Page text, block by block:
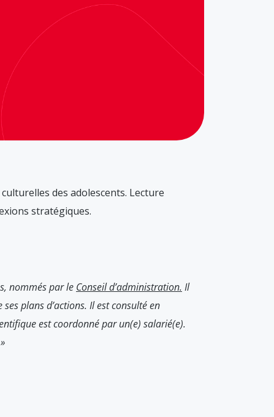
des adolescents. Lecture
stratégiques.
nommés par le Conseil d’administration. Il
plans d’actions. Il est consulté en
est coordonné par un(e) salarié(e).